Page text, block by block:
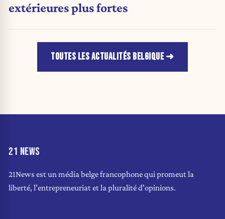
extérieures plus fortes
TOUTES LES ACTUALITÉS BELGIQUE
21 NEWS
21News est un média belge francophone qui promeut la
liberté, l'entrepreneuriat et la pluralité d'opinions.